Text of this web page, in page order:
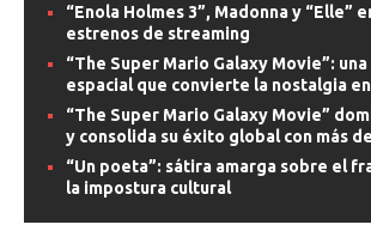
“Enola Holmes 3”, Madonna y “Elle”
estrenos de streaming
“The Super Mario Galaxy Movie”:
espacial que convierte la nostalgia
“The Super Mario Galaxy Movie”
y consolida su éxito global con más
“Un poeta”: sátira amarga sobre el
la impostura cultural